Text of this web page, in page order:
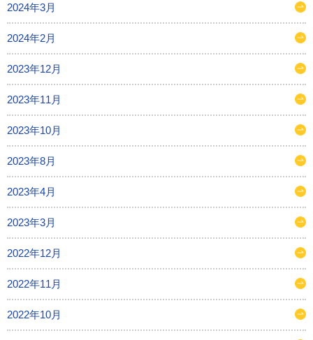
2024年3月
2024年2月
2023年12月
2023年11月
2023年10月
2023年8月
2023年4月
2023年3月
2022年12月
2022年11月
2022年10月